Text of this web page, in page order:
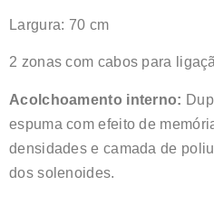
Largura: 70 cm
2 zonas com cabos para
Acolchoamento interno:
espuma com efeito de
densidades e camada de
dos solenoides.